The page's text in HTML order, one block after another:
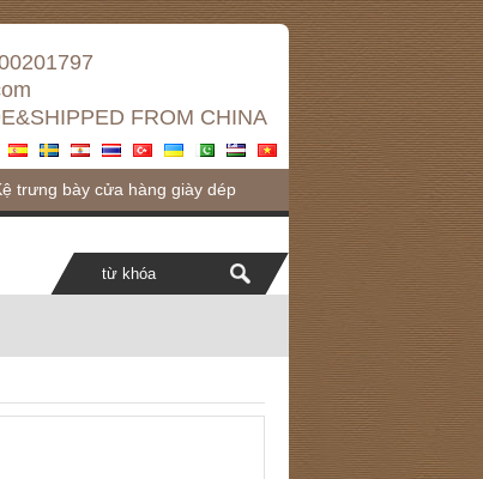
FROM CHINA
trưng bày cửa hàng giày dép